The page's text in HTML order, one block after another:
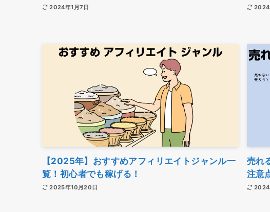
2024年1月7日 2024
【2025年】おすすめアフィリエイトジャンル一
覧！初心者でも稼げる！
2025年10月20日
売れ
注意
2024